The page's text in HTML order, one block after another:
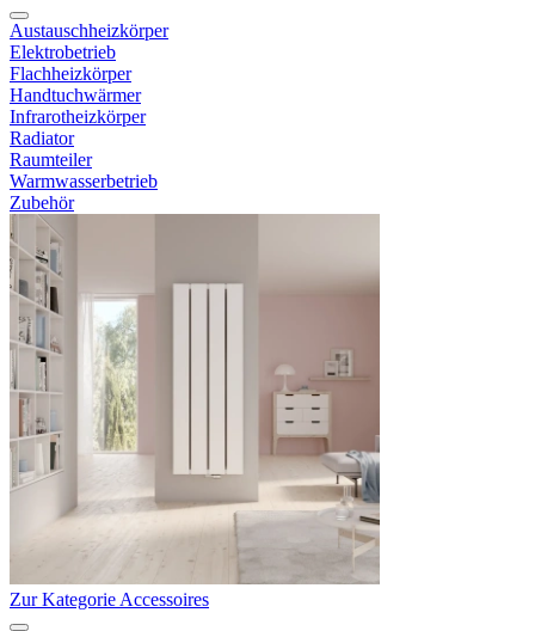
Austauschheizkörper
Elektrobetrieb
Flachheizkörper
Handtuchwärmer
Infrarotheizkörper
Radiator
Raumteiler
Warmwasserbetrieb
Zubehör
Zur Kategorie Accessoires